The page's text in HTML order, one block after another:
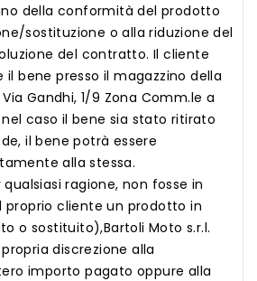
della conformità del prodotto
sostituzione o alla riduzione del
del contratto. Il cliente
bene presso il magazzino della
Gandhi, 1/9 Zona Comm.le a
caso il bene sia stato ritirato
il bene potrà essere
alla stessa.
ragione, non fosse in
proprio cliente un prodotto in
o sostituito),Bartoli Moto s.r.l.
discrezione alla
importo pagato oppure alla